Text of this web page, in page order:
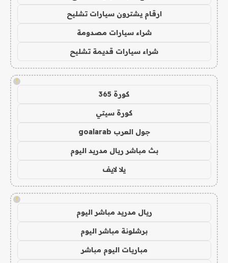
ارقام يشترون سيارات تشليح
شراء سيارات مصدومة
شراء سيارات قديمة تشليح
!
كورة 365
كورة سيتي
جول العرب goalarab
بث مباشر ريال مدريد اليوم
يلا لايف
!
ريال مدريد مباشر اليوم
برشلونة مباشر اليوم
مباريات اليوم مباشر